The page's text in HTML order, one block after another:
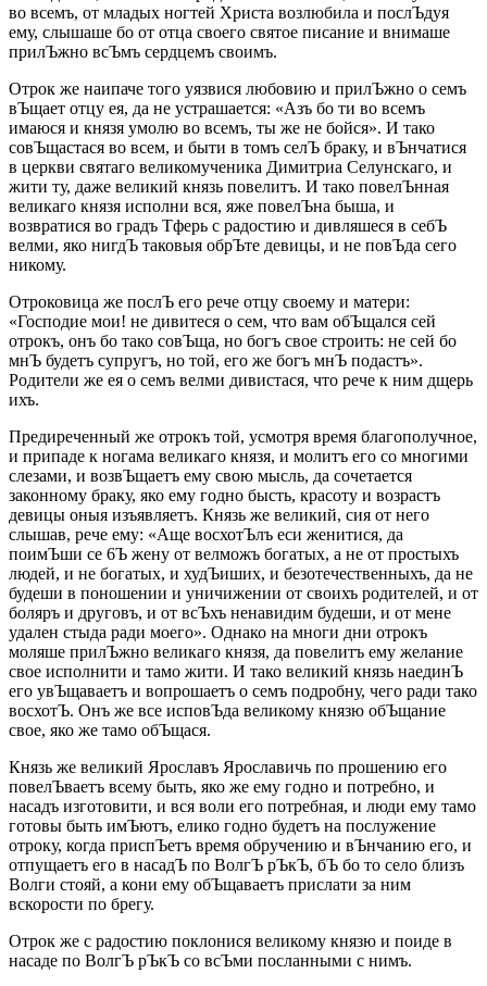
во всемъ, от младых ногтей Христа возлюбила и послЪдуя
ему, слышаше бо от отца своего святое писание и внимаше
прилЪжно всЪмъ сердцемъ своимъ.
Отрок же наипаче того уязвися любовию и прилЪжно о семъ
вЪщает отцу ея, да не устрашается: «Азъ бо ти во всемъ
имаюся и князя умолю во всемъ, ты же не бойся». И тако
совЪщастася во всем, и быти в томъ селЪ браку, и вЪнчатися
в церкви святаго великомученика Димитриа Селунскаго, и
жити ту, даже великий князь повелитъ. И тако повелЪнная
великаго князя исполни вся, яже повелЪна быша, и
возвратися во градъ Тферь с радостию и дивляшеся в себЪ
велми, яко нигдЪ таковыя обрЪте девицы, и не повЪда сего
никому.
Отроковица же послЪ его рече отцу своему и матери:
«Господие мои! не дивитеся о сем, что вам обЪщался сей
отрокъ, онъ бо тако совЪща, но богъ свое строить: не сей бо
мнЪ будетъ супругъ, но той, его же богъ мнЪ подастъ».
Родители же ея о семъ велми дивистася, что рече к ним дщерь
ихъ.
Предиреченный же отрокъ той, усмотря время благополучное,
и припаде к ногама великаго князя, и молитъ его со многими
слезами, и возвЪщаетъ ему свою мысль, да сочетается
законному браку, яко ему годно бысть, красоту и возрастъ
девицы оныя изъявляетъ. Князь же великий, сия от него
слышав, рече ему: «Аще восхотЪлъ еси женитися, да
поимЪши ce 6Ъ жену от велможъ богатых, а не от простыхъ
людей, и не богатых, и худЪиших, и безотечественныхъ, да не
будеши в поношении и уничижении от своихъ родителей, и от
боляръ и друговъ, и от всЪхъ ненавидим будеши, и от мене
удален стыда ради моего». Однако на многи дни отрокъ
моляше прилЪжно великаго князя, да повелитъ ему желание
свое исполнити и тамо жити. И тако великий князь наединЪ
его увЪщаваетъ и вопрошаетъ о семъ подробну, чего ради тако
восхотЪ. Онъ же все исповЪда великому князю обЪщание
свое, яко же тамо обЪщася.
Князь же великий Ярославъ Ярославичь по прошению его
повелЪваетъ всему быть, яко же ему годно и потребно, и
насадъ изготовити, и вся воли его потребная, и люди ему тамо
готовы быть имЪютъ, елико годно будетъ на послужение
отроку, когда приспЪетъ время обручению и вЪнчанию его, и
отпущаетъ его в насадЪ по ВолгЪ рЪкЪ, бЪ бо то село близъ
Волги стояй, а кони ему обЪщаваетъ прислати за ним
вскорости по брегу.
Отрок же с радостию поклонися великому князю и поиде в
насаде по ВолгЪ рЪкЪ со всЪми посланными с нимъ.